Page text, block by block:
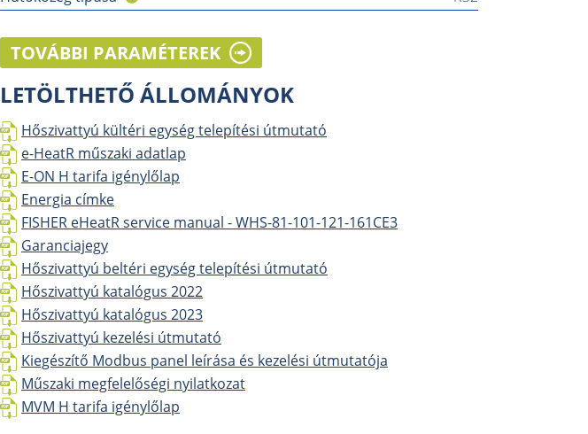
TOVÁBBI PARAMÉTEREK
LETÖLTHETŐ ÁLLOMÁNYOK
Hőszivattyú kültéri egység telepítési útmutató
e-HeatR műszaki adatlap
E-ON H tarifa igénylőlap
Energia címke
FISHER eHeatR service manual - WHS-81-101-121-161CE3
Garanciajegy
Hőszivattyú beltéri egység telepítési útmutató
Hőszivattyú katalógus 2022
Hőszivattyú katalógus 2023
Hőszivattyú kezelési útmutató
Kiegészítő Modbus panel leírása és kezelési útmutatója
Műszaki megfelelőségi nyilatkozat
MVM H tarifa igénylőlap